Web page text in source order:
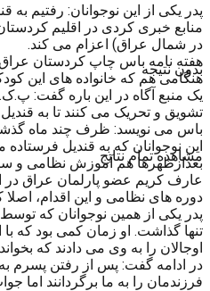
بدون نتیجه
مشاهده تمام نتایج
پدر یکی از این نوجوانان: رفتیم به
منابع خبری کردی در اقلیم
در شمال عراق) اعزام می کند.
هفته نامه باس چاپ کردستان
هنگامی هم که خانواده های این
یک منبع آگاه در این باره گفت:
تشویق و تحریک می کنند تا به
باس می نویسد: ظرف چند ماه گذشته بیش از ۱۱ نوجوانان کرکوکی اینچنین اغفال شده اند. آخرین نفر آنها هفته ی گذشته بود که جوانی ۱۹
بعدازظهرها هم آموزش نظامی و
عارف کریم عضو پارلمان عراق در
دوره های نظامی و این اقدام،
پدر یکی از همین نوجوانان که
تنها گذاشت. او زمان کمی بود که
اوجالان را به وی می دادند که
در ادامه گفت: پس از رفتن پسرم
فرزندمان را به ما برگردانند اما